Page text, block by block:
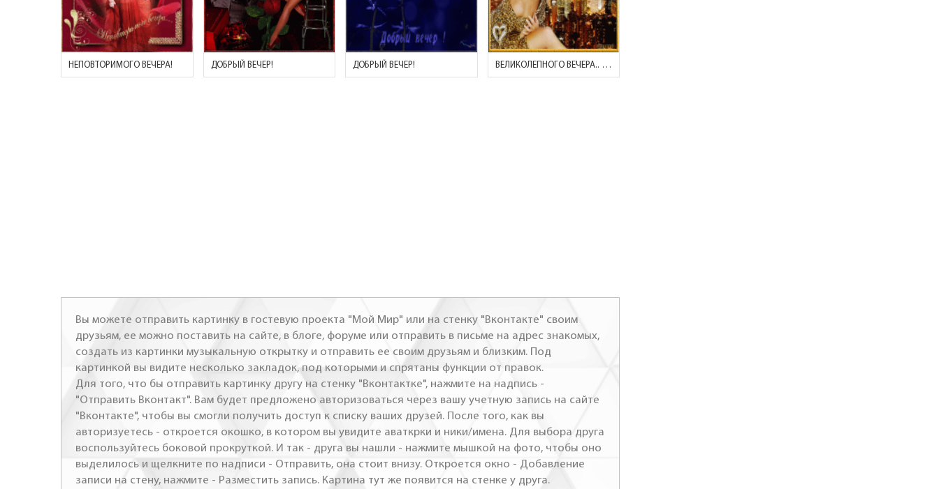
НЕПОВТОРИМОГО ВЕЧЕРА! ДОБРЫЙ ВЕЧЕР! ДОБРЫЙ ВЕЧЕР! ВЕЛИКОЛЕПНОГО ВЕЧЕРА.. (ДЕВУШКА И НОЧНОЙ ГОРОД)
Вы можете отправить картинку в гостевую проекта "Мой Мир" или на стенку "Вконтакте" своим
друзьям, ее можно поставить на сайте, в блоге, форуме или отправить в письме на адрес знакомых,
создать из картинки музыкальную открытку и отправить ее своим друзьям и близким. Под
картинкой вы видите несколько закладок, под которыми и спрятаны функции от правок.
Для того, что бы отправить картинку другу на стенку "Вконтактке", нажмите на надпись -
"Отправить Вконтакт". Вам будет предложено авторизоваться через вашу учетную запись на сайте
"Вконтакте", чтобы вы смогли получить доступ к списку ваших друзей. После того, как вы
авторизуетесь - откроется окошко, в котором вы увидите аваткрки и ники/имена. Для выбора друга
воспользуйтесь боковой прокруткой. И так - друга вы нашли - нажмите мышкой на фото, чтобы оно
выделилось и щелкните по надписи - Отправить, она стоит внизу. Откроется окно - Добавление
записи на стену, нажмите - Разместить запись. Картина тут же появится на стенке у друга.